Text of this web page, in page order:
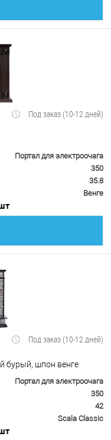
Под заказ (10-12 дней)
Портал для электроочага
350
35.8
Венге
Под заказ (10-12 дней)
бурый, шпон венге
Портал для электроочага
350
42
Scala Classic